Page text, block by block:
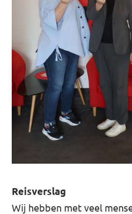
Reisverslag
Wij hebben met veel